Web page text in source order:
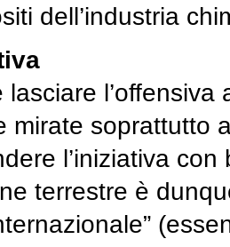
dell’industria
lasciare
mirate soprattutto
l’iniziativa
terrestre è